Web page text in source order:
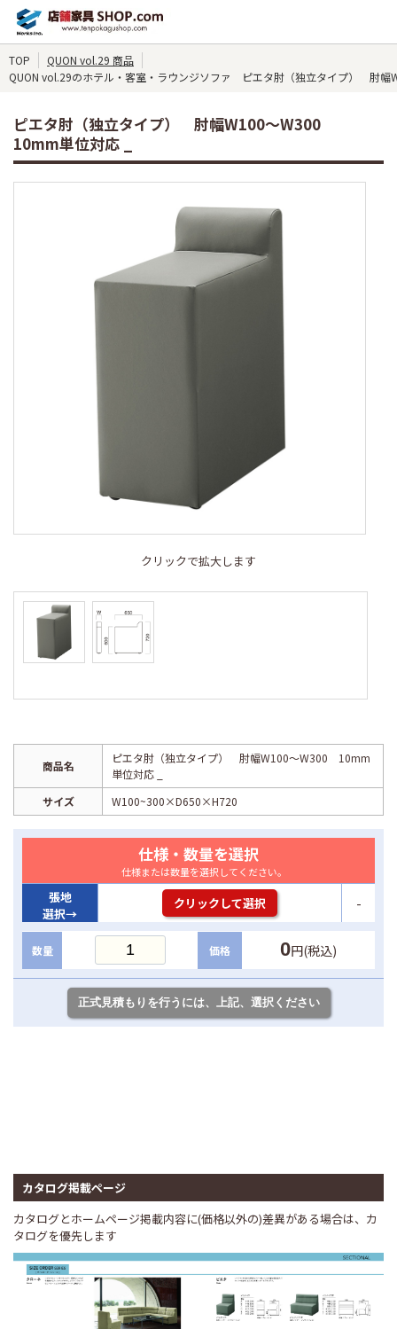
TOP
QUON vol.29 商品
QUON vol.29のホテル・客室・ラウンジソファ ピエタ肘（独立タイプ） 肘
ピエタ肘（独立タイプ） 肘幅W100～W300
10mm単位対応 _
クリックで拡大します
商品名
ピエタ肘（独立タイプ） 肘幅W100～W300 10mm
単位対応 _
サイズ
W100~300×D650×H720
仕様・数量を選択
仕様または数量を選択してください。
張地
選択→
クリックして選択 -
数量 価格 0円(税込)
カタログ掲載ページ
カタログとホームページ掲載内容に(価格以外の)差異がある場合は、カ
タログを優先します